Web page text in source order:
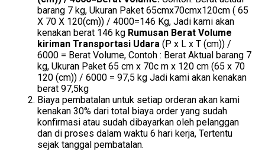
barang 7 kg, Ukuran Paket 65cmx70cmx120cm ( 65
X 70 X 120(cm)) / 4000=146 Kg, Jadi kami akan
kenakan berat 146 kg Rumusan Berat Volume
kiriman Transportasi Udara (P x L x T (cm)) /
6000 = Berat Volume, Contoh : Berat Aktual barang 7
kg, Ukuran Paket 65 cm x 70c m x 120 cm (65 x 70
120 (cm)) / 6000 = 97,5 kg Jadi kami akan kenakan
berat 97,5kg
Biaya pembatalan untuk setiap orderan akan kami
kenakan 30% dari total biaya order yang sudah
konfirmasi atau sudah dibayarkan oleh pelanggan
dan di proses dalam waktu 6 hari kerja, Tertentu
sejak tanggal pembatalan.